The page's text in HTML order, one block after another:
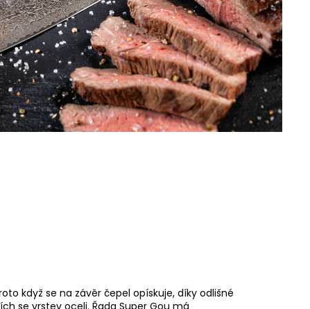
když se na závěr čepel opískuje, díky odlišné